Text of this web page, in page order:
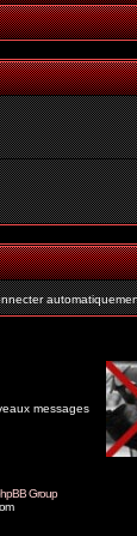
messages
Group